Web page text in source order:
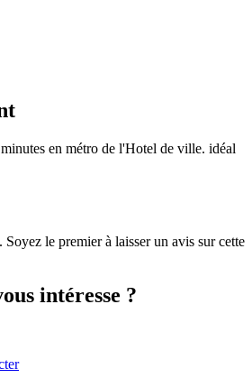
en métro de l'Hotel de ville. idéal
le premier à laisser un avis sur cette
intéresse ?